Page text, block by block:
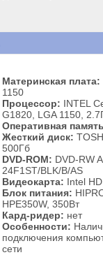
Материнская плата:
1150
Процессор: INTEL
G1820, LGA 1150,
Оперативная
Жесткий диск:
500Гб
DVD-ROM: DVD-RW
24F1ST/BLK/B/AS
Видеокарта: Intel
Блок питания:
HPE350W, 350Вт
Кард-ридер: нет
Особенности:
подключения
сети